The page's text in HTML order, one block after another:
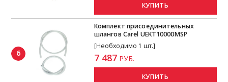
КУПИТЬ
6
Комплект присоединительных
шлангов Carel UEKT10000MSP
[Необходимо 1 шт.]
7 487РУБ.
КУПИТЬ